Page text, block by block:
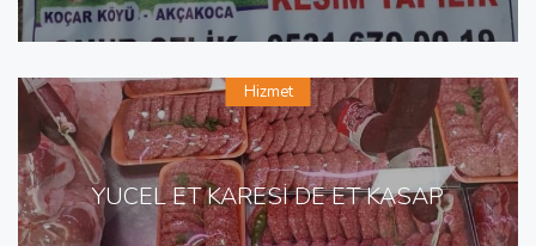
YÜCEL ET KARESİ DE ET KASAP
Hizmet